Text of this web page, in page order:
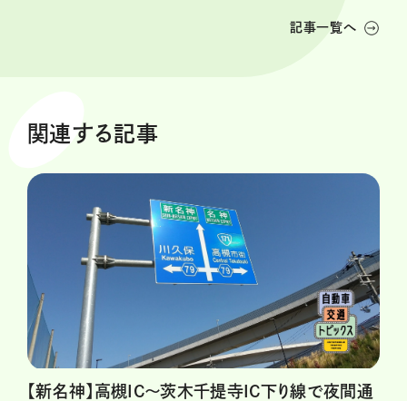
記事一覧へ
関連する記事
【新名神】高槻IC～茨木千提寺IC下り線で夜間通